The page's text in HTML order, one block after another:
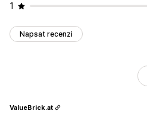
1
Napsat recenzi
ValueBrick.at